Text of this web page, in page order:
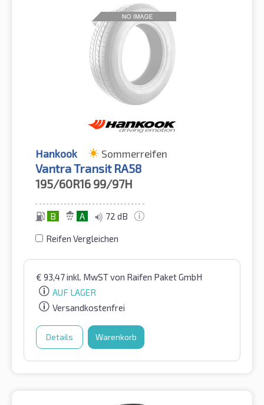
Hankook Sommerreifen
Vantra Transit RA58
195/60R16 99/97H
B A 72 dB
Reifen Vergleichen
€ 93,47inkl. MwSTvon Raifen Paket GmbH
AUF LAGER
Versandkostenfrei
Details Warenkorb